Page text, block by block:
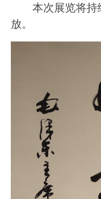
本次展览将持
放。